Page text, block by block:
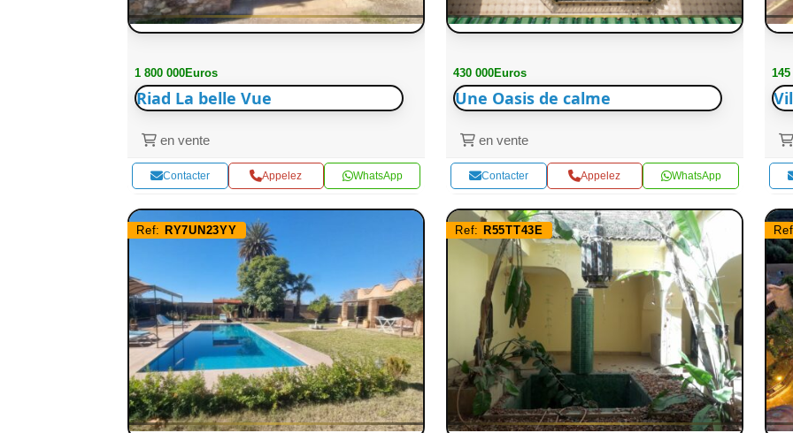
1 800 000Euros
Riad La belle Vue
en vente
Contacter Appelez WhatsApp
430 000Euros
Une Oasis de calme
en vente
Contacter Appelez WhatsApp
Ref: RY7UN23YY Ref: R55TT43E